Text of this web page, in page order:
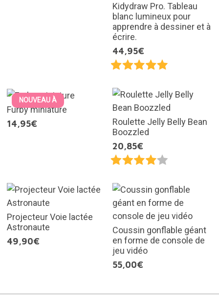
Kidydraw Pro. Tableau
blanc lumineux pour
apprendre à dessiner et à
écrire.
44,95€
NOUVEAU À
Furby miniature
14,95€
Roulette Jelly Belly Bean
Boozzled
20,85€
Projecteur Voie lactée
Astronaute
49,90€
Coussin gonflable géant
en forme de console de
jeu vidéo
55,00€